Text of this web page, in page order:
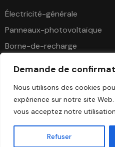
Demande de
Nous utilisons des cookies
expérience sur notre site
vous acceptez notre
Refuser
Électricité-générale
Panneaux-photovoltaïque
Borne-de-recharge
Suivez-nous
F&F Elec © 2026 Tous droits